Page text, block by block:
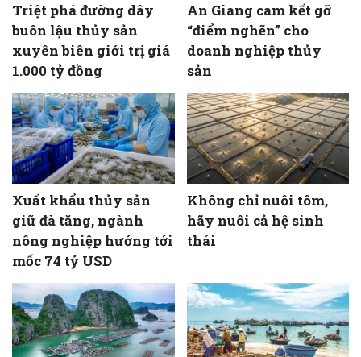
Triệt phá đường dây
buôn lậu thủy sản
xuyên biên giới trị giá
1.000 tỷ đồng
An Giang cam kết gỡ
“điểm nghẽn” cho
doanh nghiệp thủy
sản
Xuất khẩu thủy sản
giữ đà tăng, ngành
nông nghiệp hướng tới
mốc 74 tỷ USD
Không chỉ nuôi tôm,
hãy nuôi cả hệ sinh
thái